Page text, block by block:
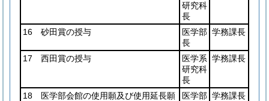
研究科
長
16 砂田賞の授与
医学部
長
学務課長
17 西田賞の授与
医学系
研究科
長
学務課長
18 医学部会館の使用願及び使用延長願
医学部 学務課長